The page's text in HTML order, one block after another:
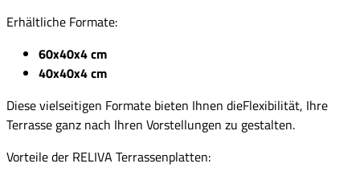
Erhältliche Formate:
60x40x4 cm
40x40x4 cm
Diese vielseitigen Formate bieten Ihnen dieFlexibilität, Ihre
Terrasse ganz nach Ihren Vorstellungen zu gestalten.
Vorteile der RELIVA Terrassenplatten: